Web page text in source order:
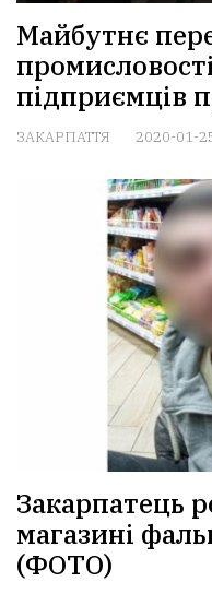
Майбутнє
підприємців
ЗАКАРПАТТЯ 2020-01-
Закарпатець
магазині
(ФОТО)